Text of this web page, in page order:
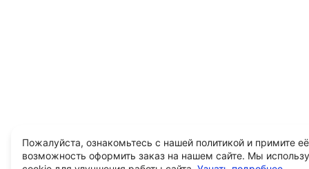
Пожалуйста, ознакомьтесь с нашей политикой и примите
возможность оформить заказ на нашем сайте. Мы